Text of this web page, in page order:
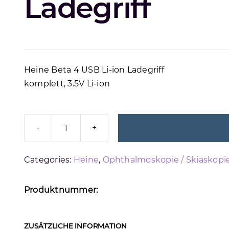
Ladegriff
Heine Beta 4 USB Li-ion Ladegriff
komplett, 3.5V Li-ion
HEINE
4
LI-
Categories: Heine, Ophthalmoskopie /
Produktnummer:
ZUSÄTZLICHE INFORMATION